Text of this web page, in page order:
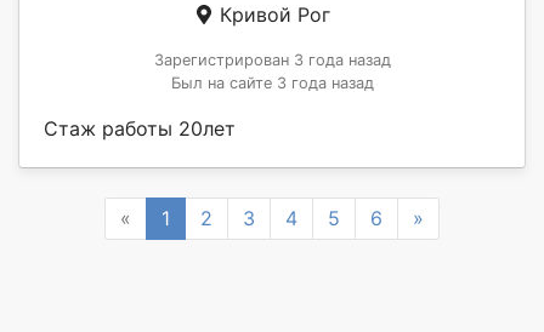
Кривой Рог
Зарегистрирован 3 года назад
Был на сайте 3 года назад
Стаж работы 20лет
« Previous
1 2 3 4 5 6 »